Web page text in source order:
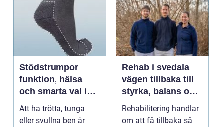
Stödstrumpor
funktion, hälsa
och smarta val i
vardagen
Att ha trötta, tunga
eller svullna ben är
Rehab i svedala
vägen tillbaka till
styrka, balans och
vardag
Rehabilitering handlar
om att få tillbaka så